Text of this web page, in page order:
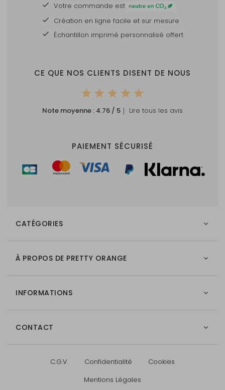
Votre commande est
Création en ligne facile et sur mesure
Échantillon imprimé personnalisé offert
CE QUE NOS CLIENTS DISENT DE NOUS
Note moyenne : 4.76 / 5 ｜ Lire tous les avis
PAIEMENT SÉCURISÉ
CATÉGORIES
À PROPOS DE PRETTY ORANGE
INFORMATIONS
CONTACT
C.G.V. Confidentialité
Cookies
Mentions Légales